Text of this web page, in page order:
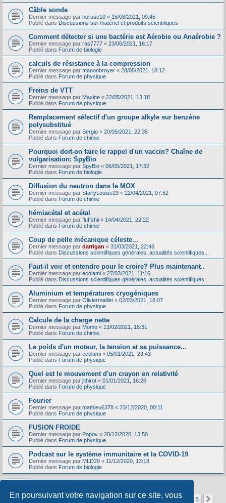
En poursuivant votre navigation sur ce site, vous
Câble sonde
Dernier message par horuse10 « 15/08/2021, 09:45
Publié dans Discussions sur matériel et produits scientifiques
Comment détecter si une bactérie est Aérobie ou Anaérobie ?
Dernier message par ras7777 « 23/06/2021, 16:17
Publié dans Forum de biologie
calculs de résistance à la compression
Dernier message par manonbroyer « 28/05/2021, 18:12
Publié dans Forum de physique
Freins de VTT
Dernier message par Maxine « 22/05/2021, 13:18
Publié dans Forum de physique
Remplacement sélectif d'un groupe alkyle sur benzène
polysubstitué
Dernier message par Sergio « 20/05/2021, 22:35
Publié dans Forum de chimie
Pourquoi doit-on faire le rappel d'un vaccin? Chaîne de
vulgarisation: SpyBio
Dernier message par SpyBio « 06/05/2021, 17:32
Publié dans Forum de biologie
Diffusion du neutron dans le MOX
Dernier message par StarlyLouise23 « 22/04/2021, 07:52
Publié dans Forum de chimie
hémiacétal et acétal
Dernier message par fluffshii « 14/04/2021, 22:22
Publié dans Forum de chimie
Coup de pelle mécanique céleste...
Dernier message par darrigan « 31/03/2021, 22:46
Publié dans Discussions scientifiques générales, actualités scientifiques...
Faut-il voir et entendre pour le croire? Plus maintenant..
Dernier message par ecolami « 27/03/2021, 11:16
Publié dans Discussions scientifiques générales, actualités scientifiques...
Aluminium et températures cryogéniques
Dernier message par Oliviermaillet « 02/03/2021, 18:07
Publié dans Forum de physique
Calcule de la charge nette
Dernier message par Momo « 13/02/2021, 18:31
Publié dans Forum de chimie
Le poids d'un moteur, la tension et sa puissance...
Dernier message par ecolami « 05/01/2021, 23:43
Publié dans Forum de physique
Quel est le mouvement d'un crayon en relativité
Dernier message par jlthirot « 01/01/2021, 16:26
Publié dans Forum de physique
Fourier
Dernier message par mathieu6378 « 23/12/2020, 00:11
Publié dans Forum de physique
FUSION FROIDE
Dernier message par Popov « 20/12/2020, 13:50
Publié dans Forum de physique
Podcast sur le système immunitaire et la COVID-19
Dernier message par MLD29 « 11/12/2020, 13:18
Publié dans Forum de biologie
La recherche a retourné 356 résultats Page 1sur15
1 2 3 4 5 … 15